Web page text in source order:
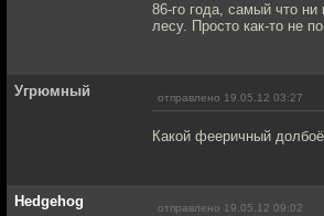
86-го года, самый что
лесу. Просто как-то не
Угрюмный отправлено 19.05.12 03:27
Какой фееричный
Hedgehog отправлено 19.05.12 09:02